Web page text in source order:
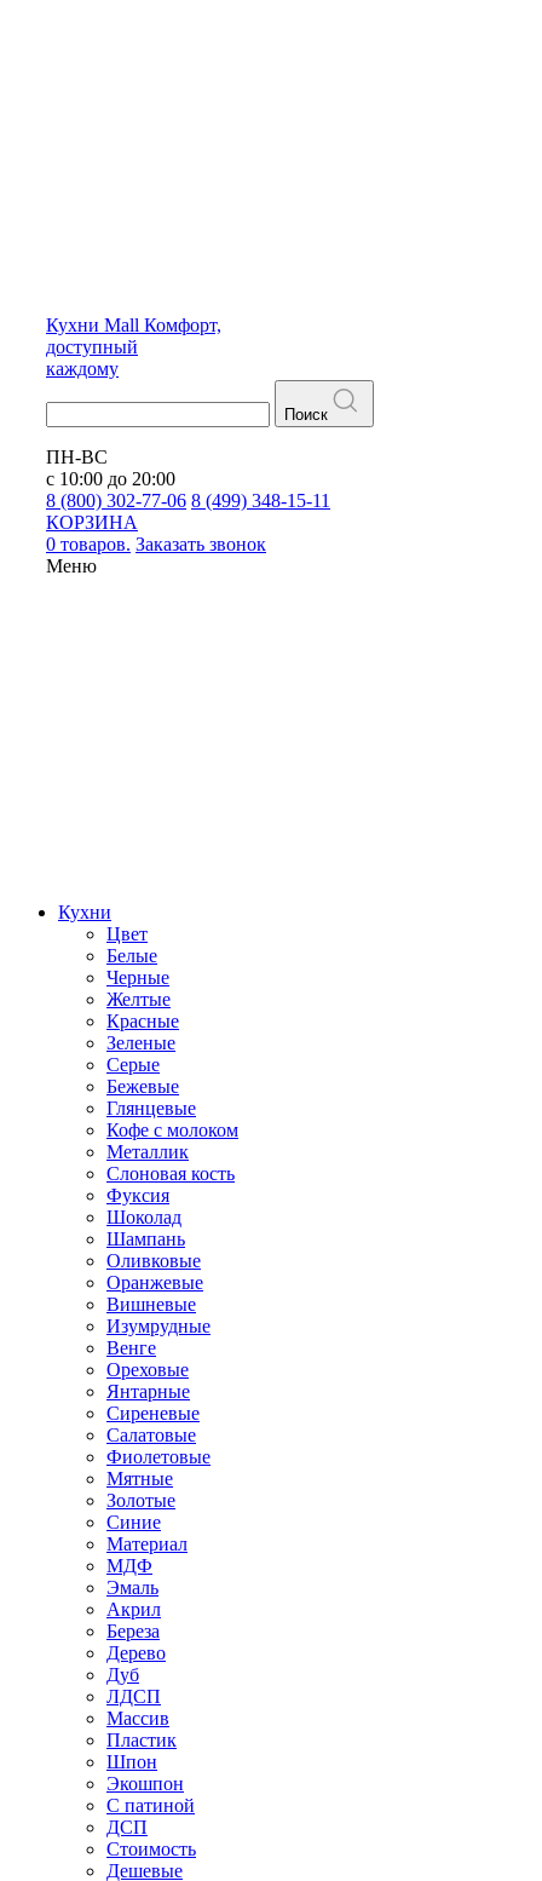
Кухни Mall Комфорт,
доступный
каждому
Поиск
ПН-ВС
с 10:00 до 20:00
8 (800) 302-77-06 8 (499) 348-15-11
КОРЗИНА
0 товаров. Заказать звонок
Меню
Кухни
Цвет
Белые
Черные
Желтые
Красные
Зеленые
Серые
Бежевые
Глянцевые
Кофе с молоком
Металлик
Слоновая кость
Фуксия
Шоколад
Шампань
Оливковые
Оранжевые
Вишневые
Изумрудные
Венге
Ореховые
Янтарные
Сиреневые
Салатовые
Фиолетовые
Мятные
Золотые
Синие
Материал
МДФ
Эмаль
Акрил
Береза
Дерево
Дуб
ЛДСП
Массив
Пластик
Шпон
Экошпон
С патиной
ДСП
Стоимость
Дешевые